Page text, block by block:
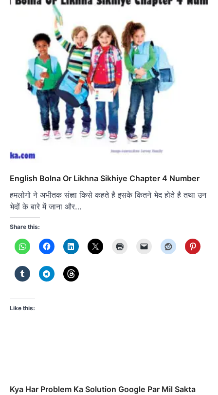
English Bolna Or Likhna Sikhiye Chapter 4 Number
हमलोगो ने अभीतक संज्ञा किसे कहते है इसके कितने भेद होते है तथा उन
भेदों के बारे में जाना और…
Share this:
Like this:
Kya Har Problem Ka Solution Google Par Mil Sakta